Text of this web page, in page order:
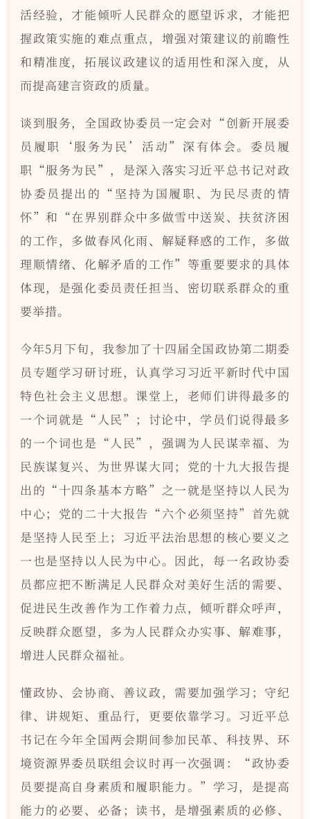
活经验，才能倾听人民群众的愿望诉求，才能把
握政策实施的难点重点，增强对策建议的前瞻性
和精准度，拓展议政建议的适用性和深入度，从
而提高建言资政的质量。
谈到服务，全国政协委员一定会对“创新开展委
员履职‘服务为民’活动”深有体会。委员履
职“服务为民”，是深入落实习近平总书记对政
协委员提出的“坚持为国履职、为民尽责的情
怀”和“在界别群众中多做雪中送炭、扶贫济困
的工作，多做春风化雨、解疑释惑的工作，多做
理顺情绪、化解矛盾的工作”等重要要求的具体
体现，是强化委员责任担当、密切联系群众的重
要举措。
今年5月下旬，我参加了十四届全国政协第二期委
员专题学习研讨班，认真学习习近平新时代中国
特色社会主义思想。课堂上，老师们讲得最多的
一个词就是“人民”；讨论中，学员们说得最多
的一个词也是“人民”，强调为人民谋幸福、为
民族谋复兴、为世界谋大同；党的十九大报告提
出的“十四条基本方略”之一就是坚持以人民为
中心；党的二十大报告“六个必须坚持”首先就
是坚持人民至上；习近平法治思想的核心要义之
一也是坚持以人民为中心。因此，每一名政协委
员都应把不断满足人民群众对美好生活的需要、
促进民生改善作为工作着力点，倾听群众呼声，
反映群众愿望，多为人民群众办实事、解难事，
增进人民群众福祉。
懂政协、会协商、善议政，需要加强学习；守纪
律、讲规矩、重品行，更要依靠学习。习近平总
书记在今年全国两会期间参加民革、科技界、环
境资源界委员联组会议时再一次强调：“政协委
员要提高自身素质和履职能力。”学习，是提高
能力的必要、必备；读书，是增强素质的必修、